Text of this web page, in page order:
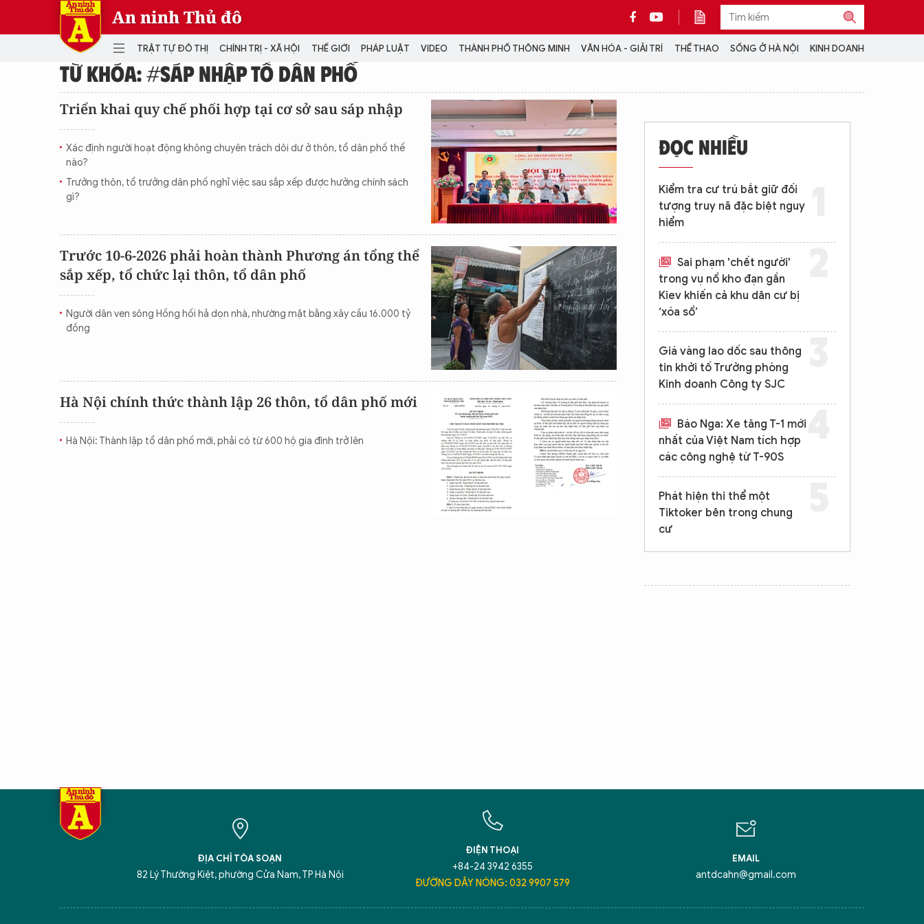
An ninh Thủ đô
TRẬT TỰ ĐÔ THỊ CHÍNH TRỊ - XÃ HỘI THẾ GIỚI PHÁP LUẬT VIDEO THÀNH PHỐ THÔNG MINH VĂN HÓA - GIẢI TRÍ THỂ THAO SỐNG Ở HÀ NỘI KINH DOANH
Đại hội Đảng
Quân sự
Video
Infographic
CON ĐƯỜNG KHỞI NGHIỆP
VIDEO
PODCAST
ẢNH
LONGFORM
INFOGRAPHIC
LỊCH VẠN SỰ
CỘNG TÁC VỚI ANTĐ
TRA CỨU XE
HOTLINE: 032 9907 579
TỪ KHÓA: #SÁP NHẬP TỔ DÂN PHỐ
Triển khai quy chế phối hợp tại cơ sở sau sáp nhập
Xác định người hoạt động không chuyên trách dôi dư ở thôn, tổ dân phố thế
nào?
Trưởng thôn, tổ trưởng dân phố nghỉ việc sau sắp xếp được hưởng chính sách
gì?
Trước 10-6-2026 phải hoàn thành Phương án tổng thể
sắp xếp, tổ chức lại thôn, tổ dân phố
Người dân ven sông Hồng hối hả dọn nhà, nhường mặt bằng xây cầu 16.000 tỷ
đồng
Hà Nội chính thức thành lập 26 thôn, tổ dân phố mới
Hà Nội: Thành lập tổ dân phố mới, phải có từ 600 hộ gia đình trở lên
ĐỌC NHIỀU
Kiểm tra cư trú bắt giữ đối
tượng truy nã đặc biệt nguy
hiểm
Sai phạm 'chết người'
trong vụ nổ kho đạn gần
Kiev khiến cả khu dân cư bị
‘xóa sổ’
Giá vàng lao dốc sau thông
tin khởi tố Trưởng phòng
Kinh doanh Công ty SJC
Báo Nga: Xe tăng T-1 mới
nhất của Việt Nam tích hợp
các công nghệ từ T-90S
Phát hiện thi thể một
Tiktoker bên trong chung
cư
ĐỊA CHỈ TÒA SOẠN
82 Lý Thường Kiệt, phường Cửa Nam, TP Hà Nội
ĐIỆN THOẠI
+84-24 3942 6355
ĐƯỜNG DÂY NÓNG: 032 9907 579
EMAIL
antdcahn@gmail.com
5 điểm nghẽn của Hà Nội giải pháp xử lý điểm nghẽn của Thủ đô